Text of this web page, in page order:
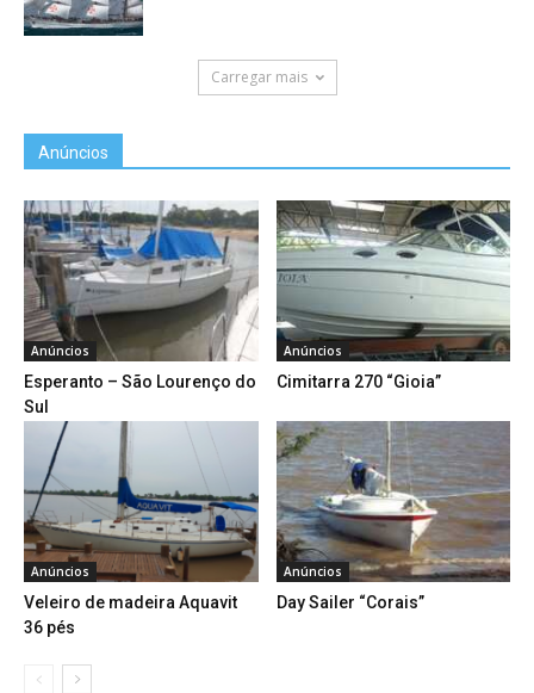
Carregar mais
Anúncios
Anúncios
Esperanto – São Lourenço do
Sul
Anúncios
Cimitarra 270 “Gioia”
Anúncios
Veleiro de madeira Aquavit
36 pés
Anúncios
Day Sailer “Corais”